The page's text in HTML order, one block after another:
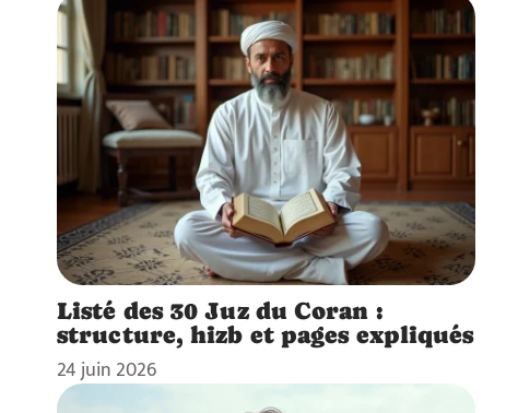
Listé des 30 Juz du Coran :
structure, hizb et pages expliqués
24 juin 2026